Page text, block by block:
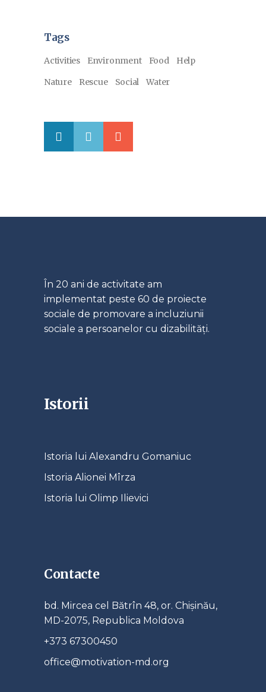
Tags
Activities Environment Food
Help
Nature
Rescue Social Water
În 20 ani de activitate am
implementat peste 60 de proiecte
sociale de promovare a incluziunii
sociale a persoanelor cu dizabilități.
Istorii
Istoria lui Alexandru Gomaniuc
Istoria Alionei Mîrza
Istoria lui Olimp Ilievici
Contacte
bd. Mircea cel Bătrîn 48, or. Chișinău,
MD-2075, Republica Moldova
+373 67300450
office@motivation-md.org